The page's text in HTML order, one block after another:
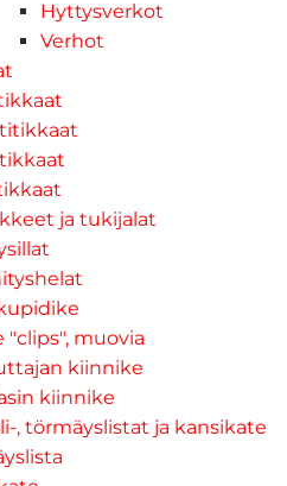
Hyttysverkot
Verhot
ja tukijalat
"clips", muovia
kiinnike
kiinnike
, törmäyslistat ja kansikate